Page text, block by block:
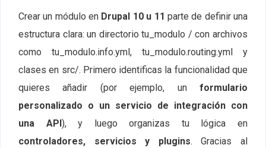
Crear un módulo en Drupal 10 u 11 parte de definir una
estructura clara: un directoriotu_modulo / con archivos
como tu_modulo.info.yml , tu_modulo.routing.yml y
clases en src/. Primero identificas la funcionalidad que
quieres añadir (por ejemplo, un formulario
personalizado o un servicio de integración con
una API ), y luego organizas tu lógica en
controladores, servicios y plugins. Gracias al